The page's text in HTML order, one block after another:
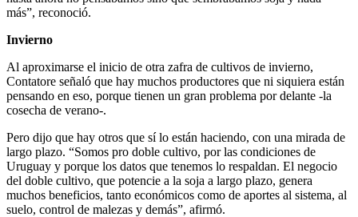
más”, reconoció.
Invierno
Al aproximarse el inicio de otra zafra de cultivos de invierno,
Contatore señaló que hay muchos productores que ni siquiera están
pensando en eso, porque tienen un gran problema por delante -la
cosecha de verano-.
Pero dijo que hay otros que sí lo están haciendo, con una mirada de
largo plazo. “Somos pro doble cultivo, por las condiciones de
Uruguay y porque los datos que tenemos lo respaldan. El negocio
del doble cultivo, que potencie a la soja a largo plazo, genera
muchos beneficios, tanto económicos como de aportes al sistema, al
suelo, control de malezas y demás”, afirmó.